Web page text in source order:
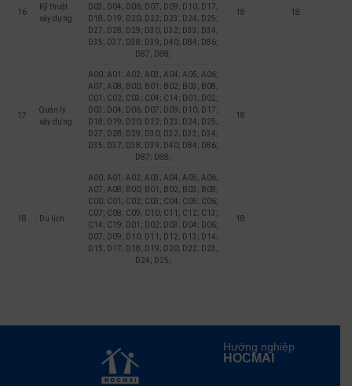
16
Kỹ thuật
xây dựng
D03; D04; D06; D07; D09; D10; D17;
D18; D19; D20; D22; D23; D24; D25;
D27; D28; D29; D30; D32; D33; D34;
D35; D37; D38; D39; D40; D84; D86;
D87; D88;
18 18
17
Quản lý
xây dựng
A00; A01; A02; A03; A04; A05; A06;
A07; A08; B00; B01; B02; B03; B08;
C01; C02; C03; C04; C14; D01; D02;
D03; D04; D06; D07; D09; D10; D17;
D18; D19; D20; D22; D23; D24; D25;
D27; D28; D29; D30; D32; D33; D34;
D35; D37; D38; D39; D40; D84; D86;
D87; D88;
18
18 Du lịch
A00; A01; A02; A03; A04; A05; A06;
A07; A08; B00; B01; B02; B03; B08;
C00; C01; C02; C03; C04; C05; C06;
C07; C08; C09; C10; C11; C12; C13;
C14; C19; D01; D02; D03; D04; D06;
D07; D09; D10; D11; D12; D13; D14;
D15; D17; D18; D19; D20; D22; D23;
D24; D25;
18
Hướng nghiệp
HOCMAI